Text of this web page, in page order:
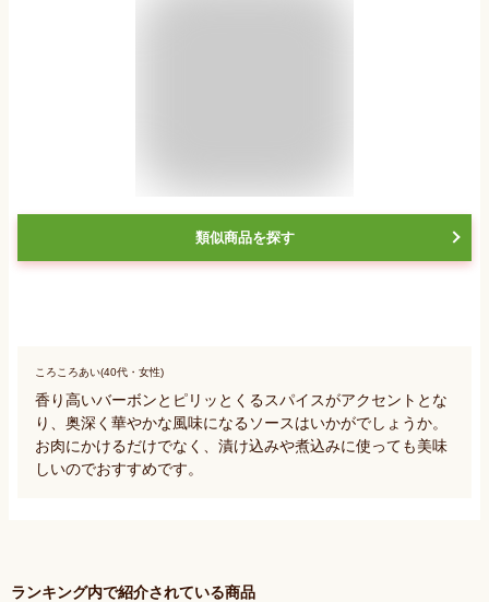
類似商品を探す
ころころあい(40代・女性)
香り高いバーボンとピリッとくるスパイスがアクセントとな
り、奥深く華やかな風味になるソースはいかがでしょうか。
お肉にかけるだけでなく、漬け込みや煮込みに使っても美味
しいのでおすすめです。
ランキング内で紹介されている商品